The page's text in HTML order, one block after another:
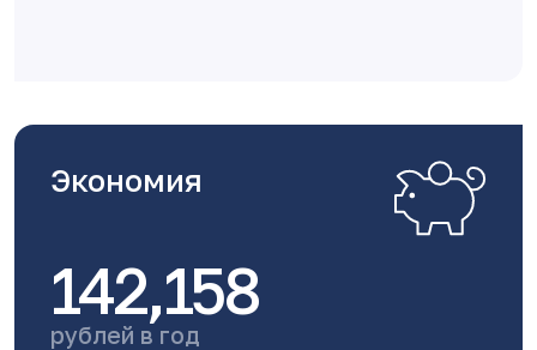
Экономия
142,158
рублей в год